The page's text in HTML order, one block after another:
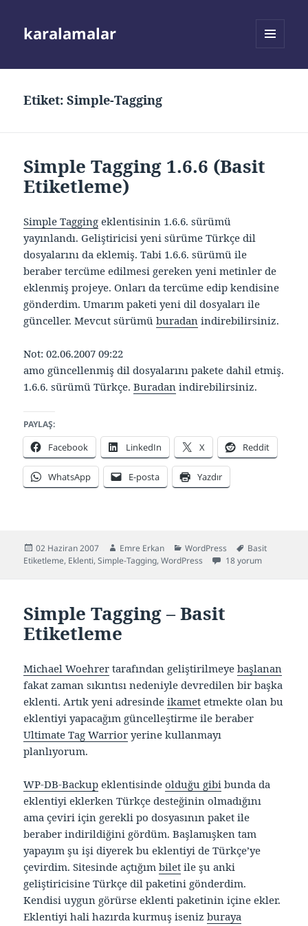
karalamalar
Etiket:Simple-Tagging
Simple Tagging 1.6.6 (Basit
Etiketleme)
Simple Tagging eklentisinin 1.6.6. sürümü
yayınlandı. Geliştiricisi yeni sürüme Türkçe dil
dosyalarını da eklemiş. Tabi 1.6.6. sürümü ile
beraber tercüme edilmesi gereken yeni metinler de
eklenmiş projeye. Onları da tercüme edip kendisine
gönderdim. Umarım paketi yeni dil dosyaları ile
günceller. Mevcut sürümüburadan indirebilirsiniz.
Not: 02.06.2007 09:22
amo güncellenmiş dil dosyalarını pakete dahil etmiş.
1.6.6. sürümü Türkçe.Buradan indirebilirsiniz.
PAYLAŞ:
Facebook LinkedIn X Reddit
WhatsApp E-posta Yazdır
Yayın
tarihi
02 Haziran 2007 Yazar
Emre Erkan Kategoriler
WordPress Etiketler
Basit
Etiketleme, Eklenti,Simple-Tagging,WordPress Simple Tagging
18 yorum
Simple Tagging – Basit
Etiketleme
Michael Woehrer tarafından geliştirilmeyebaşlanan
fakat zaman sıkıntısı nedeniyle devredilen bir başka
eklenti. Artık yeni adresindeikamet etmekte olan bu
eklentiyi yapacağım güncelleştirme ile beraber
Ultimate Tag Warrior yerine kullanmayı
planlıyorum.
WP-DB-Backup eklentisindeolduğu gibi bunda da
eklentiyi eklerken Türkçe desteğinin olmadığını
ama çeviri için gerekli po dosyasının paket ile
beraber indirildiğini gördüm. Başlamışken tam
yapayım şu işi diyerek bu eklentiyi de Türkçe’ye
çevirdim. Sitesinde açtığımbilet ile şu anki
geliştiricisine Türkçe dil paketini gönderdim.
Kendisi uygun görürse eklenti paketinin içine ekler.
Eklentiyi hali hazırda kurmuş isenizburaya